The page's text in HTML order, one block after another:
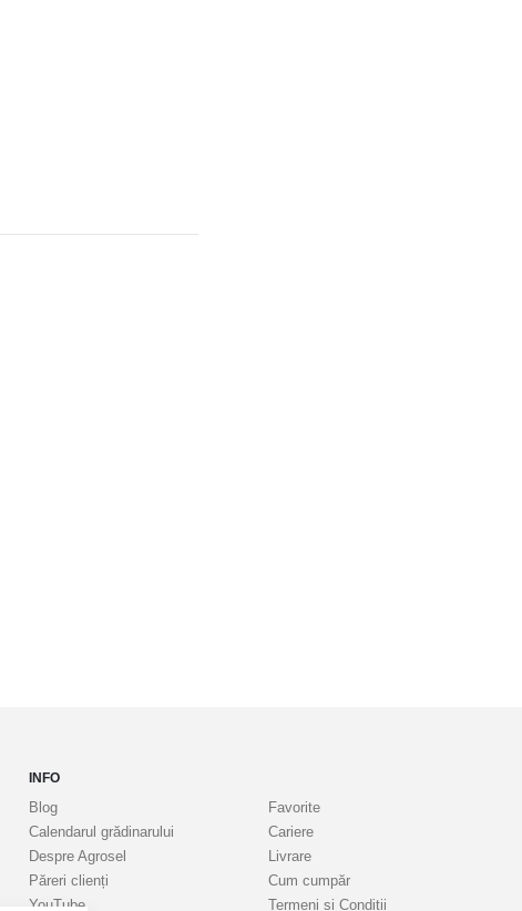
INFO
Blog
Calendarul grădinarului
Despre Agrosel
Păreri clienți
YouTube
Favorite
Cariere
Livrare
Cum cumpăr
Termeni si Condiții